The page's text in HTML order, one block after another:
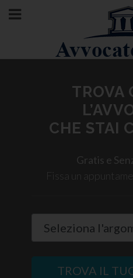
TROVA
CHE STAI
Gratis e
Fissa un
TROVA IL